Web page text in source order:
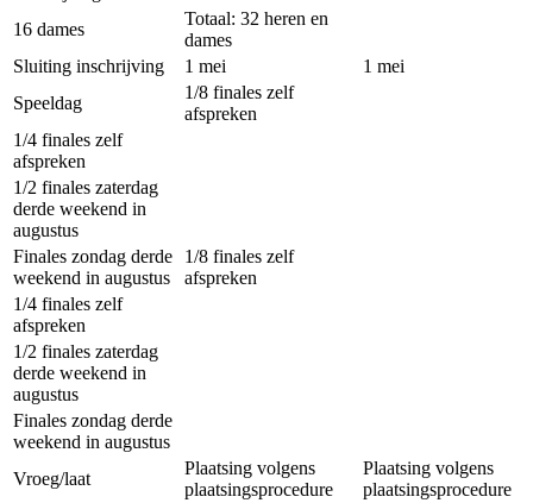
16 dames
Totaal: 32 heren en
dames
Sluiting inschrijving
1 mei
1 mei
Speeldag
1/8 finales zelf
afspreken
1/4 finales zelf
afspreken
1/2 finales zaterdag
derde weekend in
augustus
Finales zondag derde
weekend in augustus
1/8 finales zelf
afspreken
1/4 finales zelf
afspreken
1/2 finales zaterdag
derde weekend in
augustus
Finales zondag derde
weekend in augustus
Vroeg/laat
Plaatsing volgens
plaatsingsprocedure
Plaatsing volgens
plaatsingsprocedure